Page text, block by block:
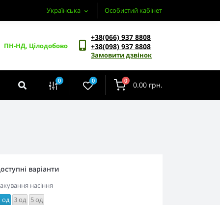
Українська Особистий кабінет
ПН-НД, Цілодобово
+38(066) 937 8808
+38(098) 937 8808
Замовити дзвінок
0 0 0 0.00 грн.
варіанти
насіння
од 3 од 5 од